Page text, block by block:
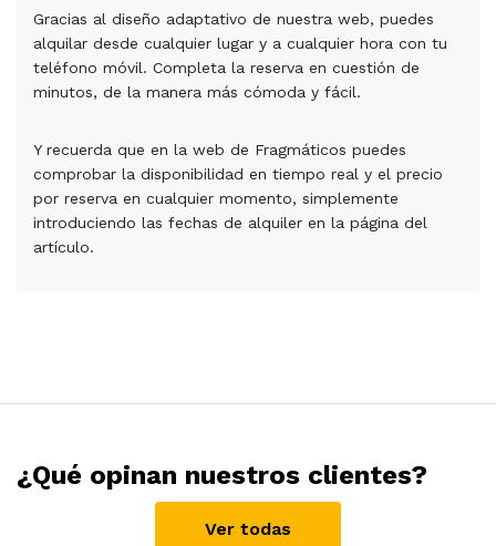
Gracias al diseño adaptativo de nuestra web, puedes
alquilar desde cualquier lugar y a cualquier hora con tu
teléfono móvil. Completa la reserva en cuestión de
minutos, de la manera más cómoda y fácil.
Y recuerda que en la web de Fragmáticos puedes
comprobar la disponibilidad en tiempo real y el precio
por reserva en cualquier momento, simplemente
introduciendo las fechas de alquiler en la página del
artículo.
¿Qué opinan nuestros clientes?
Ver todas